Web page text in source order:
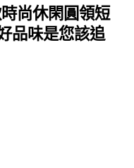
尚休閑圓領短
品味是您該追